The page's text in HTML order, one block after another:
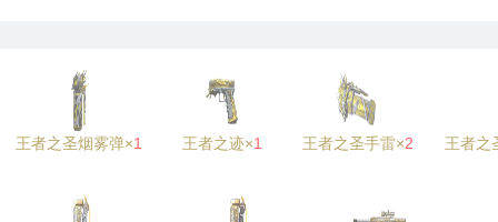
王者之圣烟雾弹×1 王者之迹×1 王者之圣手雷×2 王者之